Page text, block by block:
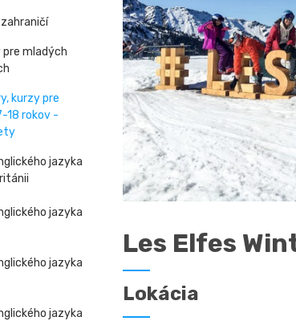
mladých
kurzy pre
18 rokov -
jazyka
jazyka
jazyka
jazyka
Les Elfes
Lokácia